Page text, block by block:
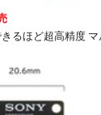
るほど超高精度